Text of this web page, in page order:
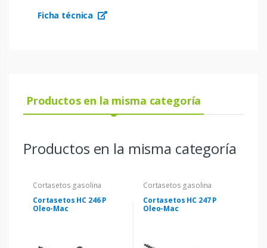
Ficha técnica
Productos en la misma categoría
Productos en la misma categoría
Cortasetos gasolina
Cortasetos HC 246 P
Oleo-Mac
Cortasetos gasolina
Cortasetos HC 247 P
Oleo-Mac